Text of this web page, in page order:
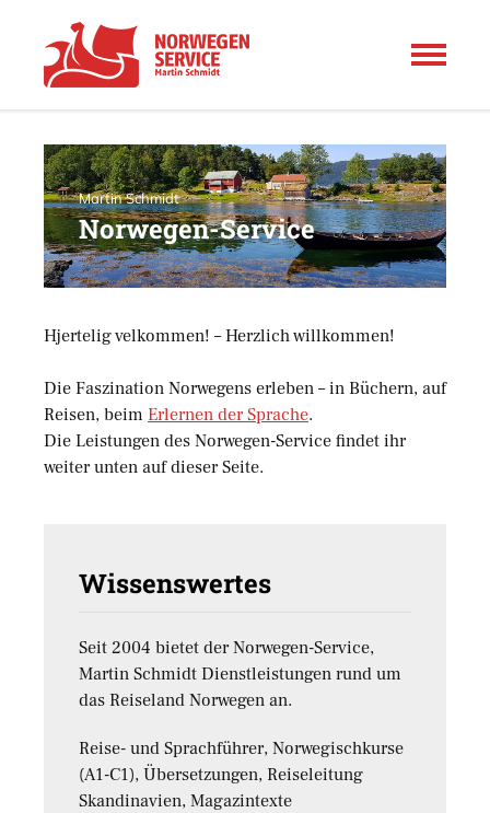
Martin Schmidt
Norwegen-Service
Hjertelig velkommen! – Herzlich willkommen!
Die Faszination Norwegens erleben – in Büchern, auf
Reisen, beim Erlernen der Sprache.
Die Leistungen des Norwegen-Service findet ihr
weiter unten auf dieser Seite.
Wissenswertes
Seit 2004 bietet der Norwegen-Service,
Martin Schmidt Dienstleistungen rund um
das Reiseland Norwegen an.
Reise- und Sprachführer, Norwegischkurse
(A1-C1), Übersetzungen, Reiseleitung
Skandinavien, Magazintexte